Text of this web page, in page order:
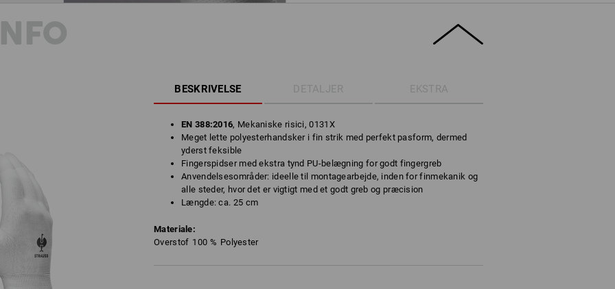
BESKRIVELSE DETALJER EKSTRA
EN 388:2016, Mekaniske risici, 0131X
Meget lette polyesterhandsker i fin strik med perfekt pasform, dermed
yderst feksible
Fingerspidser med ekstra tynd PU-belægning for godt fingergreb
Anvendelsesområder: ideelle til montagearbejde, inden for finmekanik og
alle steder, hvor det er vigtigt med et godt greb og præcision
Længde: ca. 25 cm
Materiale:
Overstof 100 % Polyester